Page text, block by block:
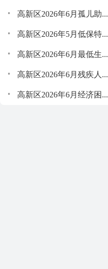
. 高新区2026年6月孤儿助...
. 高新区2026年5月低保特...
. 高新区2026年6月最低生...
. 高新区2026年6月残疾人...
. 高新区2026年6月经济困...